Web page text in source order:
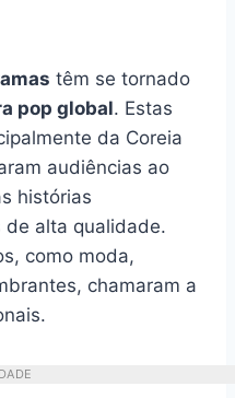
têm se tornado
pop global. Estas
da Coreia
audiências ao
histórias
de alta qualidade.
como moda,
chamaram a